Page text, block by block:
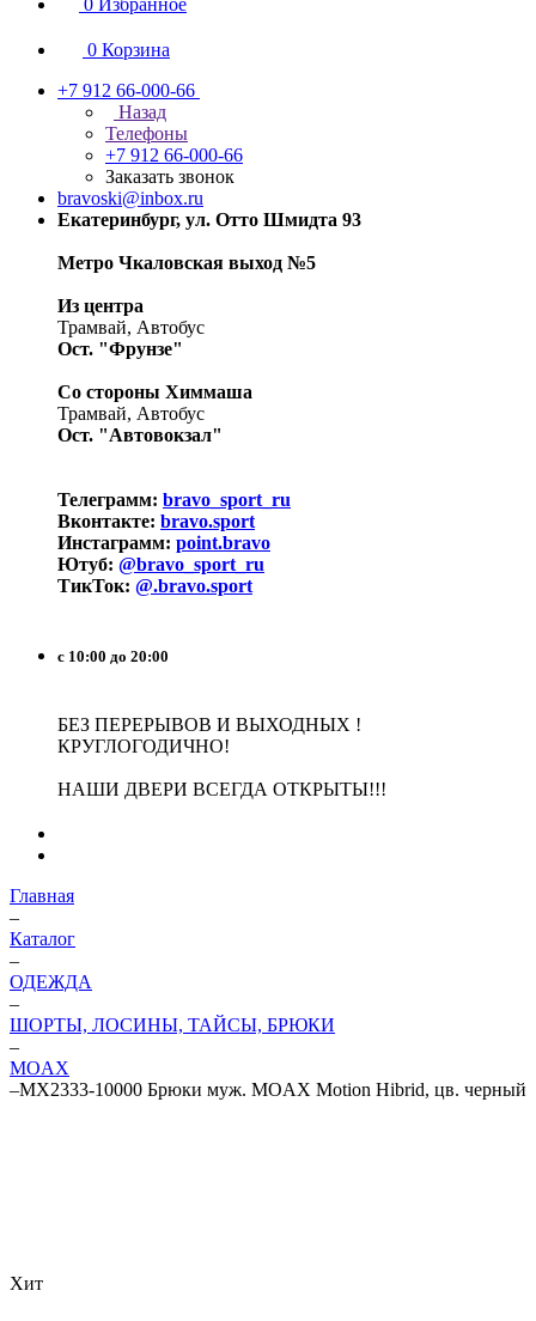
0 Избранное
0 Корзина
+7 912 66-000-66
Назад
Телефоны
+7 912 66-000-66
Заказать звонок
bravoski@inbox.ru
Екатеринбург, ул. Отто Шмидта 93
Метро Чкаловская выход №5
Из центра
Трамвай, Автобус
Ост. "Фрунзе"
Со стороны Химмаша
Трамвай, Автобус
Ост. "Автовокзал"
Телеграмм: bravo_sport_ru
Вконтакте: bravo.sport
Инстаграмм: point.bravo
Ютуб: @bravo_sport_ru
ТикТок: @.bravo.sport
с 10:00 до 20:00
БЕЗ ПЕРЕРЫВОВ И ВЫХОДНЫХ !
КРУГЛОГОДИЧНО!
НАШИ ДВЕРИ ВСЕГДА ОТКРЫТЫ!!!
Главная
–
Каталог
–
ОДЕЖДА
–
ШОРТЫ, ЛОСИНЫ, ТАЙСЫ, БРЮКИ
–
MOAX
–MX2333-10000 Брюки муж. MOAX Motion Hibrid, цв. черный
Хит